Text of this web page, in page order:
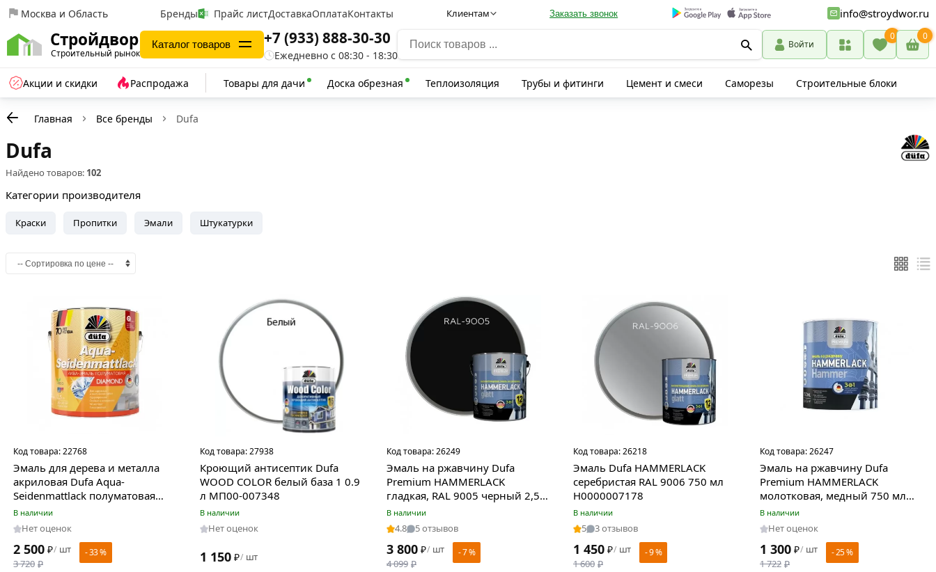
Москва и Область Бренды Прайс листДоставкаОплатаКонтакты Клиентам Заказать звонок info@stroydwor.ru
Стройдвор
Строительный рынок
Каталог товаров +7 (933) 888-30-30
Ежедневно с 08:30 - 18:30
Войти
0 0
Акции и скидки Распродажа Товары для дачи Доска обрезная Теплоизоляция Трубы и фитинги Цемент и смеси Саморезы Строительные блоки
Главная Все бренды Dufa
Dufa
Найдено товаров: 102
Категории производителя
Краски Пропитки Эмали Штукатурки
Код товара:22768
Эмаль для дерева и металла
акриловая Dufa Aqua-
Seidenmattlack полуматовая
белая 2,5 кг
В наличии
Нет оценок
2 500 ₽/ шт
3 720 ₽
- 33 %
Код товара:27938
Кроющий антисептик Dufa
WOOD COLOR белый база 1 0.9
л МП00-007348
В наличии
Нет оценок
1 150 ₽/ шт
Код товара:26249
Эмаль на ржавчину Dufa
Premium HAMMERLACK
гладкая, RAL 9005 черный 2,5 л
Н0000004455
В наличии
4.8 5 отзывов
3 800 ₽/ шт
4 099 ₽
- 7 %
Код товара:26218
Эмаль Dufa HAMMERLACK
серебристая RAL 9006 750 мл
Н0000007178
В наличии
5 3 отзывов
1 450 ₽/ шт
1 600 ₽
- 9 %
Код товара:26247
Эмаль на ржавчину Dufa
Premium HAMMERLACK
молотковая, медный 750 мл
МП000014623
В наличии
Нет оценок
1 300 ₽/ шт
1 722 ₽
- 25 %